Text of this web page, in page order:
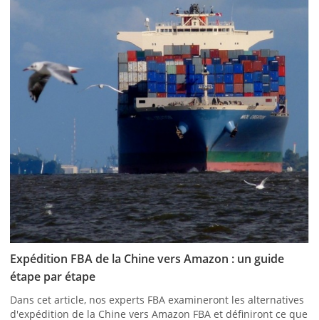
Expédition FBA de la Chine vers Amazon : un guide
étape par étape
Dans cet article, nos experts FBA examineront les alternatives
d'expédition de la Chine vers Amazon FBA et définiront ce que